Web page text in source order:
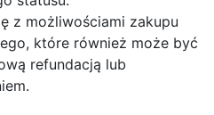
z możliwościami zakupu
które również może być
refundacją lub